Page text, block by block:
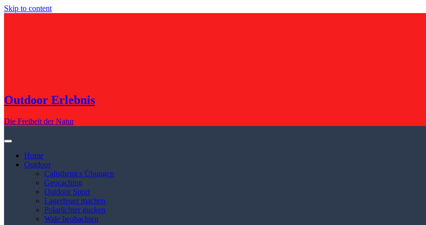
Skip to content
Outdoor Erlebnis
Die Freiheit der Natur
Home
Outdoor
Calisthenics Übungen
Geocaching
Outdoor Sport
Lagerfeuer machen
Polarlichter gucken
Wale beobachten